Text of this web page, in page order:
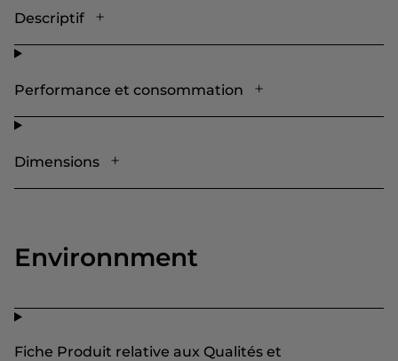
Descriptif
Performance et consommation
Dimensions
Environnment
Fiche Produit relative aux Qualités et